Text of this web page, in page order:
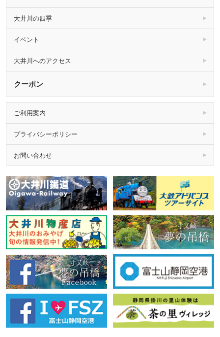
大井川の四季
イベント
大井川へのアクセス
クーポン
ご利用案内
プライバシーポリシー
お問い合わせ